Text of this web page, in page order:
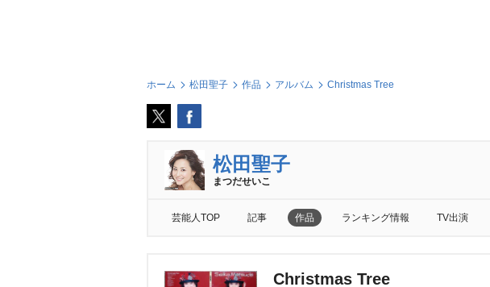
ホーム 松田聖子 作品 アルバム Christmas Tree
松田聖子
まつだせいこ
芸能人TOP 記事 作品 ランキング情報 TV出演
Christmas Tree